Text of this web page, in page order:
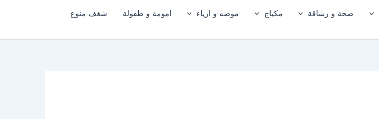
صحة و رشاقة مكياج موضه و ازياء امومة و طفولة
شغف منوع